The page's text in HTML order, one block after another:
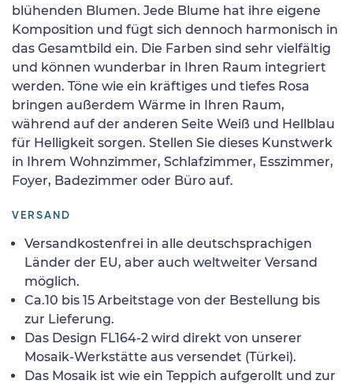
blühenden Blumen. Jede Blume hat ihre eigene
Komposition und fügt sich dennoch harmonisch in
das Gesamtbild ein. Die Farben sind sehr vielfältig
und können wunderbar in Ihren Raum integriert
werden. Töne wie ein kräftiges und tiefes Rosa
bringen außerdem Wärme in Ihren Raum,
während auf der anderen Seite Weiß und Hellblau
für Helligkeit sorgen. Stellen Sie dieses Kunstwerk
in Ihrem Wohnzimmer, Schlafzimmer, Esszimmer,
Foyer, Badezimmer oder Büro auf.
VERSAND
Versandkostenfrei in alle deutschsprachigen
Länder der EU, aber auch weltweiter Versand
möglich.
Ca.10 bis 15 Arbeitstage von der Bestellung bis
zur Lieferung.
Das Design FL164-2 wird direkt von unserer
Mosaik-Werkstätte aus versendet (Türkei).
Das Mosaik ist wie ein Teppich aufgerollt und zur